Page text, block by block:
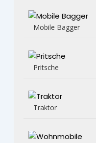
Mobile Bagger
Pritsche
Traktor